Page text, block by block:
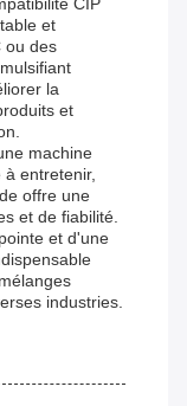
CIP
et
ou des
la
et
machine
à entretenir,
offre une
et de fiabilité.
et d'une
industries.